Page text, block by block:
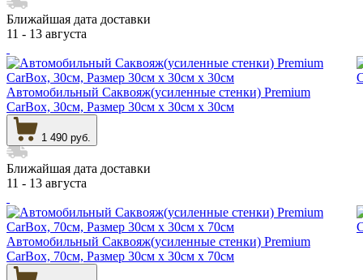
Ближайшая дата доставки
11 - 13 августа
Автомобильный Саквояж(усиленные стенки) Premium
CarBox, 30см, Размер 30см х 30см х 30см
1 490 руб.
Ближайшая дата доставки
11 - 13 августа
Автомобильный Саквояж(усиленные стенки) Premium
CarBox, 70см, Размер 30см х 30см х 70см